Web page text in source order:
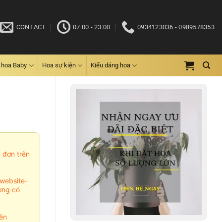
CONTACT 07:00 - 23:00 0934123036 - 0989578353
hoa Baby Hoa sự kiện Kiểu dáng hoa
đơn trên
có